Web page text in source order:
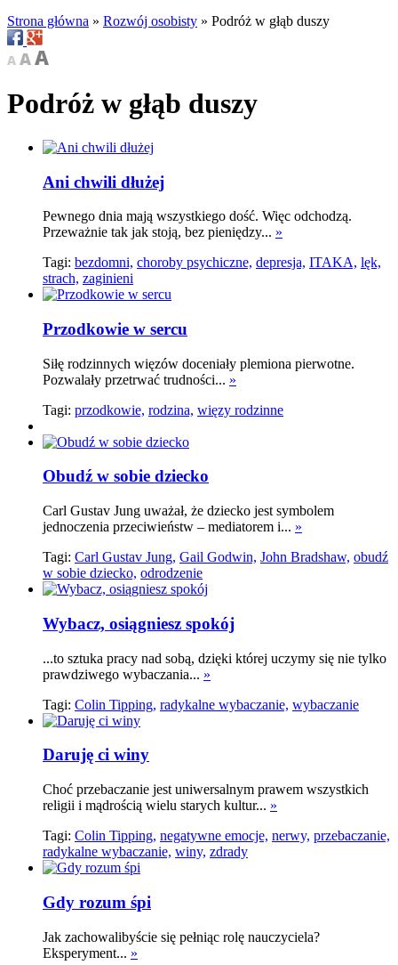
Strona główna » Rozwój osobisty » Podróż w głąb duszy
Podróż w głąb duszy
Ani chwili dłużej
Pewnego dnia mają wszystkiego dość. Więc odchodzą.
Przeważnie tak jak stoją, bez pieniędzy... »
Tagi: bezdomni, choroby psychiczne, depresja, ITAKA, lęk,
strach, zaginieni
Przodkowie w sercu
Siłę rodzinnych więzów doceniały plemiona pierwotne.
Pozwalały przetrwać trudności... »
Tagi: przodkowie, rodzina, więzy rodzinne
Obudź w sobie dziecko
Carl Gustav Jung uważał, że dziecko jest symbolem
jednoczenia przeciwieństw – mediatorem i... »
Tagi: Carl Gustav Jung, Gail Godwin, John Bradshaw, obudź
w sobie dziecko, odrodzenie
Wybacz, osiągniesz spokój
...to sztuka pracy nad sobą, dzięki której uczymy się nie tylko
prawdziwego wybaczania... »
Tagi: Colin Tipping, radykalne wybaczanie, wybaczanie
Daruję ci winy
Choć przebaczanie jest uniwersalnym prawem wszystkich
religii i mądrością wielu starych kultur... »
Tagi: Colin Tipping, negatywne emocje, nerwy, przebaczanie,
radykalne wybaczanie, winy, zdrady
Gdy rozum śpi
Jak zachowalibyście się pełniąc rolę nauczyciela?
Eksperyment... »